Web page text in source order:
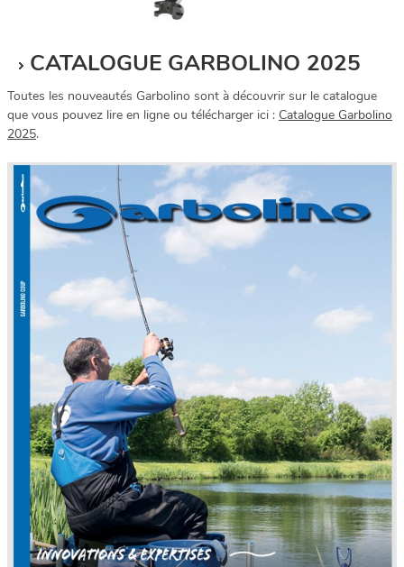
CATALOGUE GARBOLINO 2025
Toutes les nouveautés Garbolino sont à découvrir sur le catalogue
que vous pouvez lire en ligne ou télécharger ici : Catalogue Garbolino
2025.